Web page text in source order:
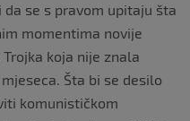
se s pravom upitaju šta
momentima novije
koja nije znala
Šta bi se desilo
komunističkom